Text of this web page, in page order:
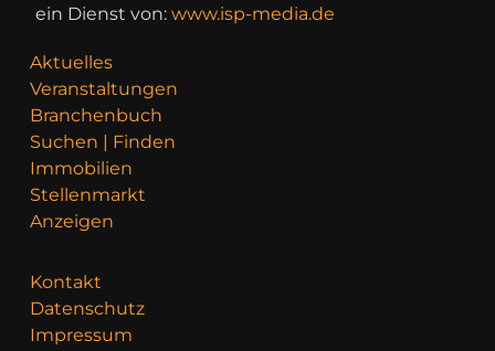
ein Dienst von: www.isp-media.de
Aktuelles
Veranstaltungen
Branchenbuch
Suchen | Finden
Immobilien
Stellenmarkt
Anzeigen
Kontakt
Datenschutz
Impressum